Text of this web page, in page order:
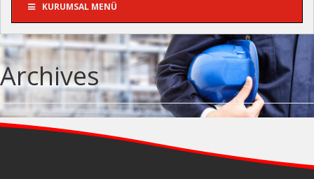
KURUMSAL MENÜ
Archives